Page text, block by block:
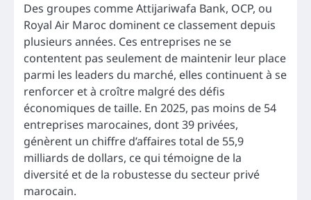
Des groupes comme Attijariwafa Bank, OCP, ou
Royal Air Maroc dominent ce classement depuis
plusieurs années. Ces entreprises ne se
contentent pas seulement de maintenir leur place
parmi les leaders du marché, elles continuent à se
renforcer et à croître malgré des défis
économiques de taille. En 2025, pas moins de 54
entreprises marocaines, dont 39 privées,
génèrent un chiffre d’affaires total de 55,9
milliards de dollars, ce qui témoigne de la
diversité et de la robustesse du secteur privé
marocain.